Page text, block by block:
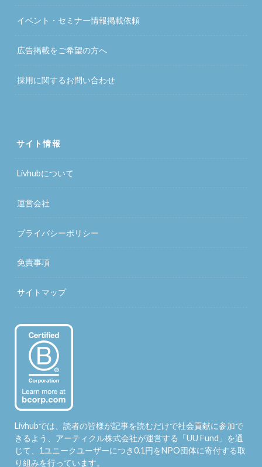
イベント・セミナー情報掲載依頼
広告掲載をご希望の方へ
採用に関するお問い合わせ
サイト情報
Livhubについて
運営会社
プライバシーポリシー
免責事項
サイトマップ
Livhubでは、読者の皆様が記事を読むだけで社会貢献に参加で
きるよう、アーティクル株式会社が運営する「UU Fund 」を通
じて、1ユニークユーザーにつき0.1円をNPO団体に寄付する取
り組みを行っています。